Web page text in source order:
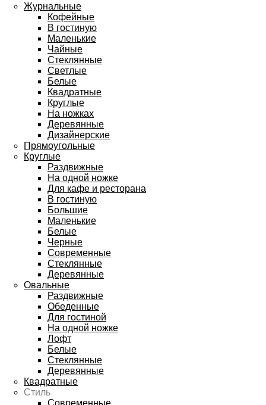
Журнальные
Кофейные
В гостиную
Маленькие
Чайные
Стеклянные
Светлые
Белые
Квадратные
Круглые
На ножках
Деревянные
Дизайнерские
Прямоугольные
Круглые
Раздвижные
На одной ножке
Для кафе и ресторана
В гостиную
Большие
Маленькие
Белые
Черные
Современные
Стеклянные
Деревянные
Овальные
Раздвижные
Обеденные
Для гостиной
На одной ножке
Лофт
Белые
Стеклянные
Деревянные
Квадратные
Стиль
Современные